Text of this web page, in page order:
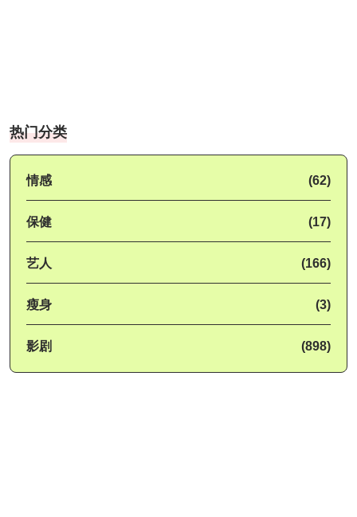
热门分类
情感 (62)
保健 (17)
艺人 (166)
瘦身 (3)
影剧 (898)